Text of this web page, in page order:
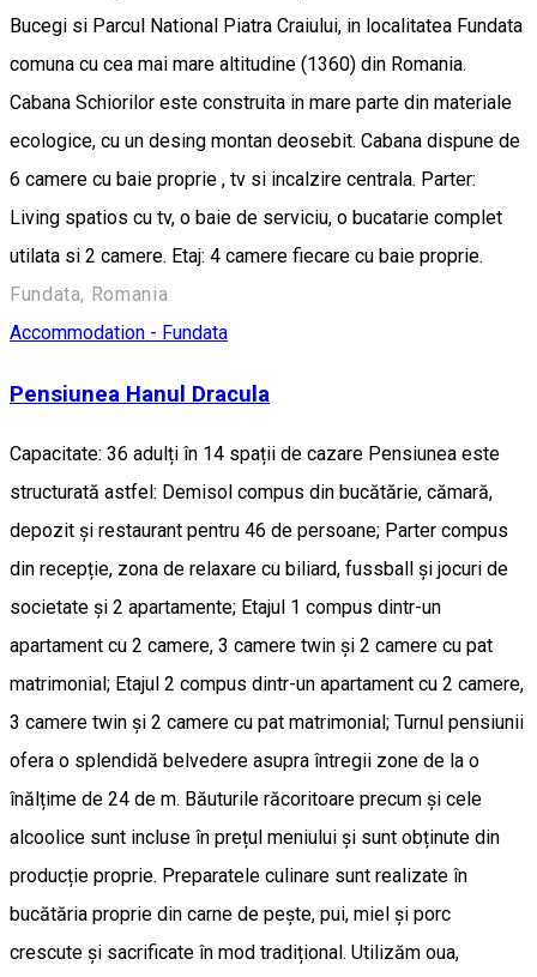
Bucegi si Parcul National Piatra Craiului, in localitatea Fundata
comuna cu cea mai mare altitudine (1360) din Romania.
Cabana Schiorilor este construita in mare parte din materiale
ecologice, cu un desing montan deosebit. Cabana dispune de
6 camere cu baie proprie , tv si incalzire centrala. Parter:
Living spatios cu tv, o baie de serviciu, o bucatarie complet
utilata si 2 camere. Etaj: 4 camere fiecare cu baie proprie.
Fundata, Romania
Accommodation - Fundata
Pensiunea Hanul Dracula
Capacitate: 36 adulți în 14 spații de cazare Pensiunea este
structurată astfel: Demisol compus din bucătărie, cămară,
depozit și restaurant pentru 46 de persoane; Parter compus
din recepție, zona de relaxare cu biliard, fussball și jocuri de
societate și 2 apartamente; Etajul 1 compus dintr-un
apartament cu 2 camere, 3 camere twin și 2 camere cu pat
matrimonial; Etajul 2 compus dintr-un apartament cu 2 camere,
3 camere twin și 2 camere cu pat matrimonial; Turnul pensiunii
ofera o splendidă belvedere asupra întregii zone de la o
înălțime de 24 de m. Băuturile răcoritoare precum și cele
alcoolice sunt incluse în prețul meniului și sunt obținute din
producție proprie. Preparatele culinare sunt realizate în
bucătăria proprie din carne de pește, pui, miel și porc
crescute și sacrificate în mod tradițional. Utilizăm oua,